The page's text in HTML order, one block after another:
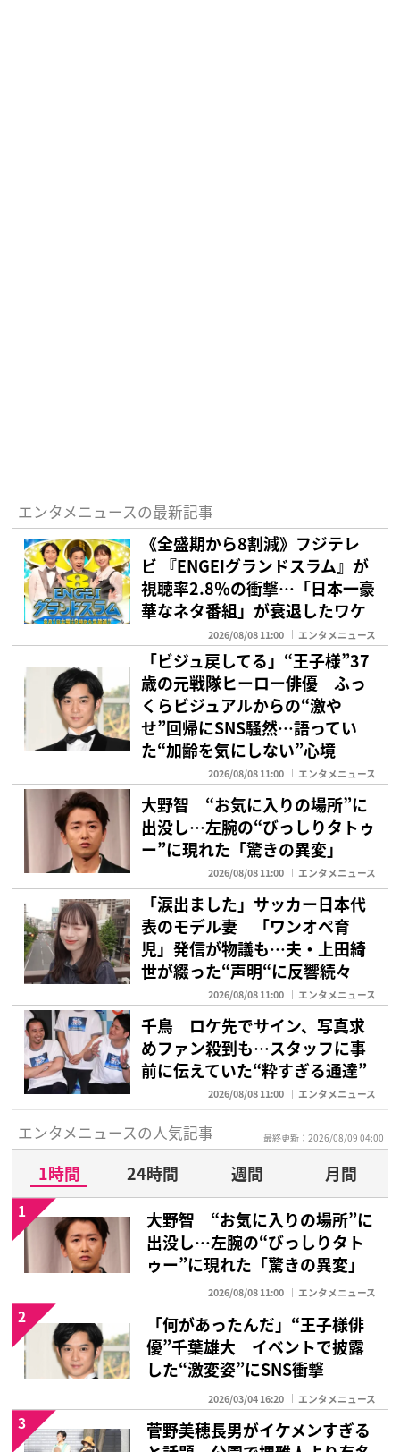
エンタメニュースの最新記事
《全盛期から8割減》フジテレ
ビ 『ENGEIグランドスラム』が
視聴率2.8％の衝撃…「日本一豪
華なネタ番組」が衰退したワケ
2026/08/08 11:00 エンタメニュース
「ビジュ戻してる」“王子様”37
歳の元戦隊ヒーロー俳優 ふっ
くらビジュアルからの“激や
せ”回帰にSNS騒然…語ってい
た“加齢を気にしない”心境
2026/08/08 11:00 エンタメニュース
大野智 “お気に入りの場所”に
出没し…左腕の“びっしりタトゥ
ー”に現れた「驚きの異変」
2026/08/08 11:00 エンタメニュース
「涙出ました」サッカー日本代
表のモデル妻 「ワンオペ育
児」発信が物議も…夫・上田綺
世が綴った“声明“に反響続々
2026/08/08 11:00 エンタメニュース
千鳥 ロケ先でサイン、写真求
めファン殺到も…スタッフに事
前に伝えていた“粋すぎる通達”
2026/08/08 11:00 エンタメニュース
エンタメニュースの人気記事 最終更新：2026/08/09 04:00
1時間 24時間 週間
月間
大野智 “お気に入りの場所”に
出没し…左腕の“びっしりタト
ゥー”に現れた「驚きの異変」
2026/08/08 11:00 エンタメニュース
1
「何があったんだ」“王子様俳
優”千葉雄大 イベントで披露
した“激変姿”にSNS衝撃
2026/03/04 16:20 エンタメニュース
2
菅野美穂長男がイケメンすぎる
3